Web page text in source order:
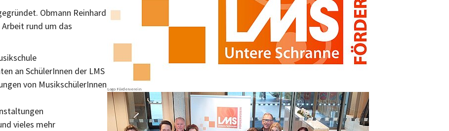
Logo Förderverein
Bild vergrößern
Obmann Reinhard
rund um das
an SchülerInnen der LMS
von MusikschülerInnen
vieles mehr